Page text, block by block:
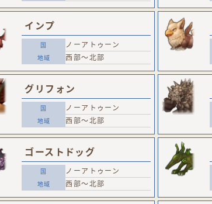
インプ
ノーアトゥーン
西部～北部
グリフォン
ノーアトゥーン
西部～北部
ゴーストドッグ
ノーアトゥーン
西部～北部